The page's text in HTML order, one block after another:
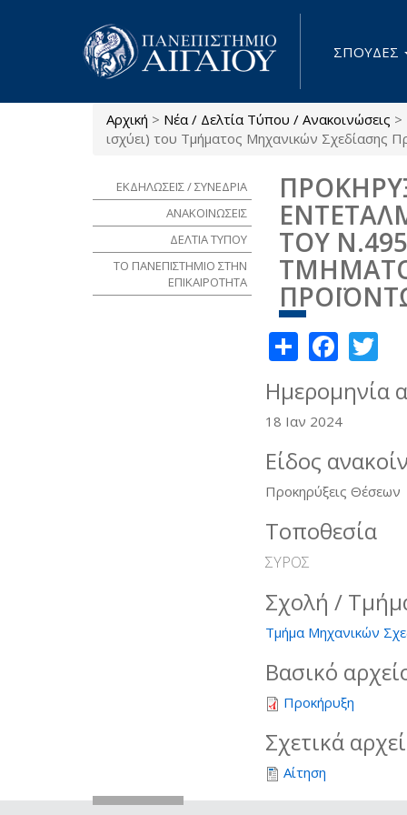
ΣΠΟΥΔΕΣ
Είστε εδώ
Αρχική > Νέα / Δελτία Τύπου / Ανακοινώσεις >
ισχύει) του Τμήματος Μηχανικών Σχεδίασης
ΤΟΥ
Share
Ημερομηνία
18 Ιαν 2024
Είδος
Προκηρύξεις Θέσεων
Τοποθεσία
ΣΥΡΟΣ
Σχολή /
Τμήμα Μηχανικών
Βασικό
Προκήρυξη
Σχετικά
Αίτηση
ΕΚΔΗΛΩΣΕΙΣ / ΣΥΝΕΔΡΙΑ
ΑΝΑΚΟΙΝΩΣΕΙΣ
ΔΕΛΤΙΑ ΤΥΠΟΥ
ΤΟ ΠΑΝΕΠΙΣΤΗΜΙΟ ΣΤΗΝ
ΕΠΙΚΑΙΡΟΤΗΤΑ